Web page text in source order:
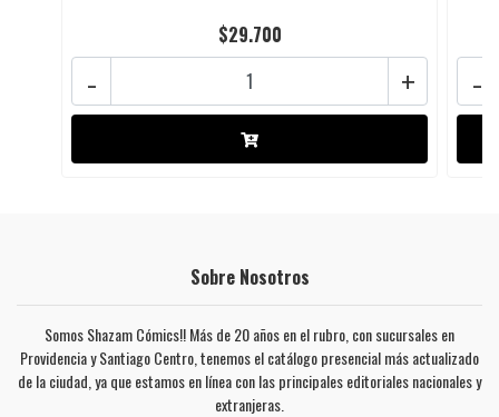
$29.700
+
- -
Sobre Nosotros
Somos Shazam Cómics!! Más de 20 años en el rubro, con sucursales en
Providencia y Santiago Centro, tenemos el catálogo presencial más actualizado
de la ciudad, ya que estamos en línea con las principales editoriales nacionales y
extranjeras.